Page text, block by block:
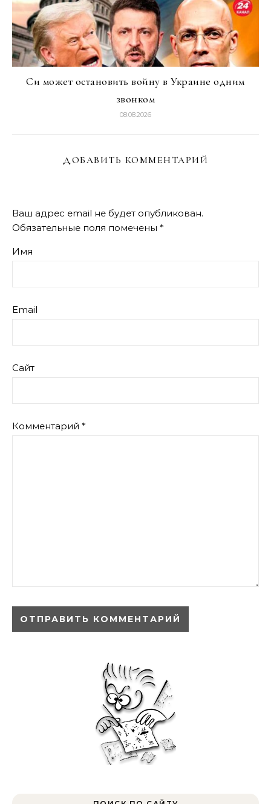
Си может остановить войну в Украине одним
звонком
08.08.2026
ДОБАВИТЬ КОММЕНТАРИЙ
Ваш адрес email не будет опубликован.
Обязательные поля помечены *
Имя
Email
Сайт
Комментарий *